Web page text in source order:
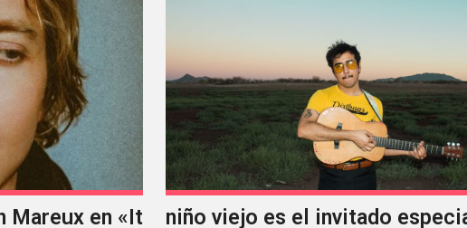
Mareux en «It niño viejo es el invitado